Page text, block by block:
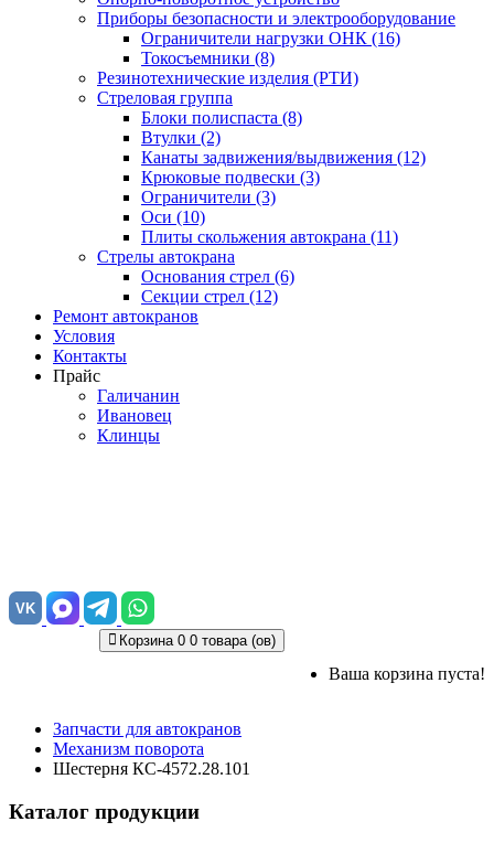
Приборы безопасности и электрооборудование
Ограничители нагрузки ОНК (16)
Токосъемники (8)
Резинотехнические изделия (РТИ)
Стреловая группа
Блоки полиспаста (8)
Втулки (2)
Канаты задвижения/выдвижения (12)
Крюковые подвески (3)
Ограничители (3)
Оси (10)
Плиты скольжения автокрана (11)
Стрелы автокрана
Основания стрел (6)
Секции стрел (12)
Ремонт автокранов
Условия
Контакты
Прайс
Галичанин
Ивановец
Клинцы
VK
Корзина 0 0 товара (ов)
Ваша корзина пуста!
Запчасти для автокранов
Механизм поворота
Шестерня КС-4572.28.101
Каталог продукции